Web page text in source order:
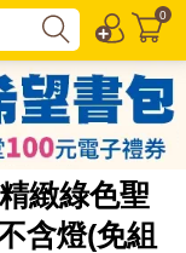
0
緻綠色聖
含燈(免組